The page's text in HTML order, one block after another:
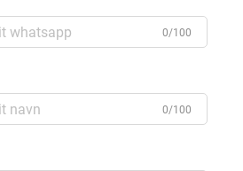
0/100
0/100